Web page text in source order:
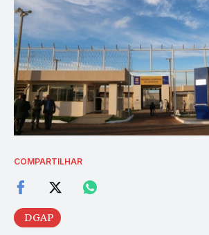
COMPARTILHAR
DGAP